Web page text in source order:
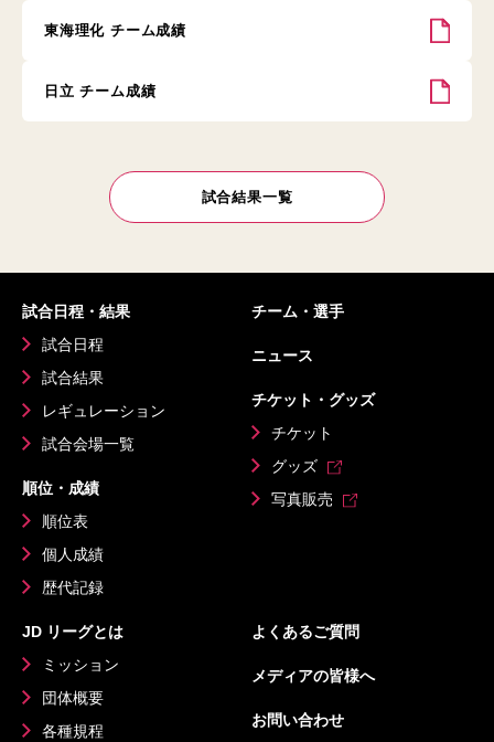
東海理化 チーム成績
日立 チーム成績
試合結果一覧
試合日程・結果
試合日程
試合結果
レギュレーション
試合会場一覧
順位・成績
順位表
個人成績
歴代記録
チーム・選手
ニュース
チケット・グッズ
チケット
グッズ
写真販売
JD リーグとは
ミッション
団体概要
各種規程
よくあるご質問
メディアの皆様へ
お問い合わせ